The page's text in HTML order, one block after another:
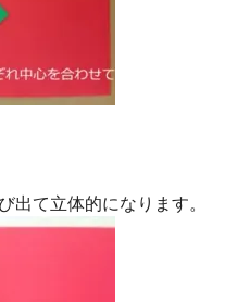
出て立体的になります。